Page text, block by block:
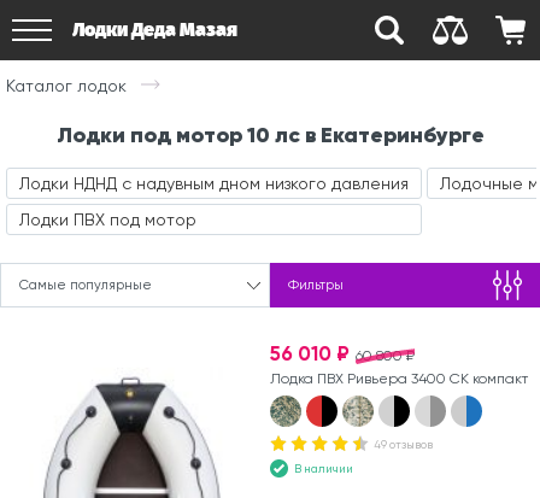
Лодки Деда Мазая
Каталог лодок
Лодки под мотор 10 лс в Екатеринбурге
Лодки НДНД с надувным дном низкого давления
Лодки ПВХ под мотор
Лодочные
Самые популярные Фильтры
60 800 ₽
56 010 ₽
Лодка ПВХ Ривьера 3400 СК компакт
49 отзывов
В наличии